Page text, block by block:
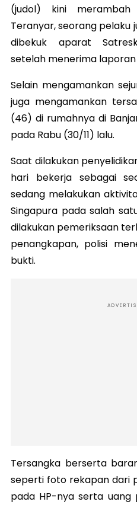
(judol) kini
Teranyar, seorang pelaku
dibekuk aparat
setelah menerima
Selain mengamankan
juga mengamankan
(46) di rumahnya di
pada Rabu (30/11) lalu.
Saat dilakukan
hari bekerja sebagai
sedang melakukan
Singapura pada salah
dilakukan pemeriksaan
penangkapan, polisi
bukti.
Tersangka berserta
seperti foto rekapan dari
pada HP-nya serta uang